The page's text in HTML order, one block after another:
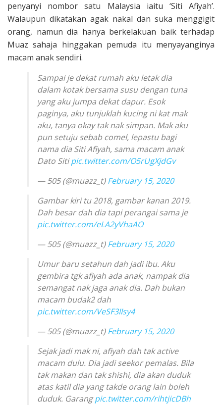
penyanyi nombor satu Malaysia iaitu ‘Siti Afiyah’.
Walaupun dikatakan agak nakal dan suka menggigit
orang, namun dia hanya berkelakuan baik terhadap
Muaz sahaja hinggakan pemuda itu menyayanginya
macam anak sendiri.
Sampai je dekat rumah aku letak dia
dalam kotak bersama susu dengan tuna
yang aku jumpa dekat dapur. Esok
paginya, aku tunjuklah kucing ni kat mak
aku, tanya okay tak nak simpan. Mak aku
pun setuju sebab comel, lepastu bagi
nama dia Siti Afiyah, sama macam anak
Dato Sitipic.twitter.com/O5rUgXjdGv
— 505 (@muazz_t)February 15, 2020
Gambar kiri tu 2018, gambar kanan 2019.
Dah besar dah dia tapi perangai sama je
pic.twitter.com/eLA2yVhaAO
— 505 (@muazz_t)February 15, 2020
Umur baru setahun dah jadi ibu. Aku
gembira tgk afiyah ada anak, nampak dia
semangat nak jaga anak dia. Dah bukan
macam budak2 dah
pic.twitter.com/VeSF3IIsy4
— 505 (@muazz_t)February 15, 2020
Sejak jadi mak ni, afiyah dah tak active
macam dulu. Dia jadi seekor pemalas. Bila
tak makan dan tak shishi, dia akan duduk
atas katil dia yang takde orang lain boleh
duduk. Garangpic.twitter.com/rihtjicDBh